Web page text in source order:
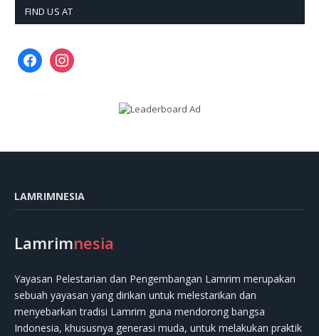
FIND US AT
facebookinstagram
LAMRIMNESIA
Lamrimnesia
Yayasan Pelestarian dan Pengembangan Lamrim merupakan
sebuah yayasan yang dirikan untuk melestarikan dan
menyebarkan tradisi Lamrim guna mendorong bangsa
Indonesia, khususnya generasi muda, untuk melakukan praktik